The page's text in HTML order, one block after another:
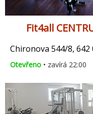
Fit4all
Chironova 544/8,
Otevřeno • zavírá 22:00